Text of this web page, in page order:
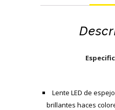
Lente LED de
brillantes haces